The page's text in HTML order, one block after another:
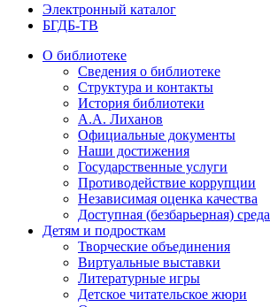
Электронный каталог
БГДБ-ТВ
О библиотеке
Сведения о библиотеке
Структура и контакты
История библиотеки
А.А. Лиханов
Официальные документы
Наши достижения
Государственные услуги
Противодействие коррупции
Независимая оценка качества
Доступная (безбарьерная) среда
Детям и подросткам
Творческие объединения
Виртуальные выставки
Литературные игры
Детское читательское жюри